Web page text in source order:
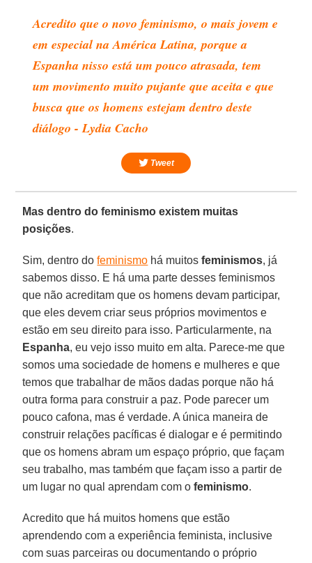
Acredito que o novo feminismo, o mais jovem e
em especial na América Latina, porque a
Espanha nisso está um pouco atrasada, tem
um movimento muito pujante que aceita e que
busca que os homens estejam dentro deste
diálogo - Lydia Cacho
Tweet
Mas dentro do feminismo existem muitas
posições.
Sim, dentro dofeminismo há muitosfeminismos, já
sabemos disso. E há uma parte desses feminismos
que não acreditam que os homens devam participar,
que eles devem criar seus próprios movimentos e
estão em seu direito para isso. Particularmente, na
Espanha, eu vejo isso muito em alta. Parece-me que
somos uma sociedade de homens e mulheres e que
temos que trabalhar de mãos dadas porque não há
outra forma para construir a paz. Pode parecer um
pouco cafona, mas é verdade. A única maneira de
construir relações pacíficas é dialogar e é permitindo
que os homens abram um espaço próprio, que façam
seu trabalho, mas também que façam isso a partir de
um lugar no qual aprendam com ofeminismo.
Acredito que há muitos homens que estão
aprendendo com a experiência feminista, inclusive
com suas parceiras ou documentando o próprio